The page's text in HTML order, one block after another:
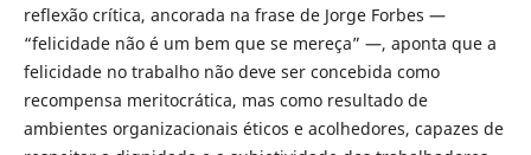
reflexão crítica, ancorada na frase de Jorge Forbes —
“felicidade não é um bem que se mereça” —, aponta que a
felicidade no trabalho não deve ser concebida como
recompensa meritocrática, mas como resultado de
ambientes organizacionais éticos e acolhedores, capazes de